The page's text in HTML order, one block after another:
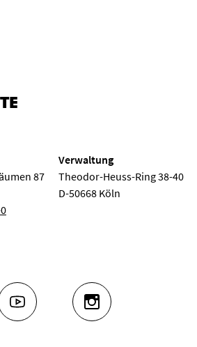
Tanz Köln
87
Verwaltung
Theodor-Heuss-Ring 38-40
D-50668 Köln
YOUTUBE INSTAGRAM